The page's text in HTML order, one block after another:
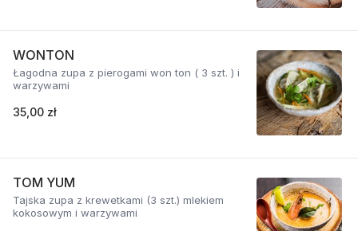
WONTON
Łagodna zupa z pierogami won ton ( 3 szt. ) i
warzywami
35,00 zł
TOM YUM
Tajska zupa z krewetkami (3 szt.) mlekiem
kokosowym i warzywami